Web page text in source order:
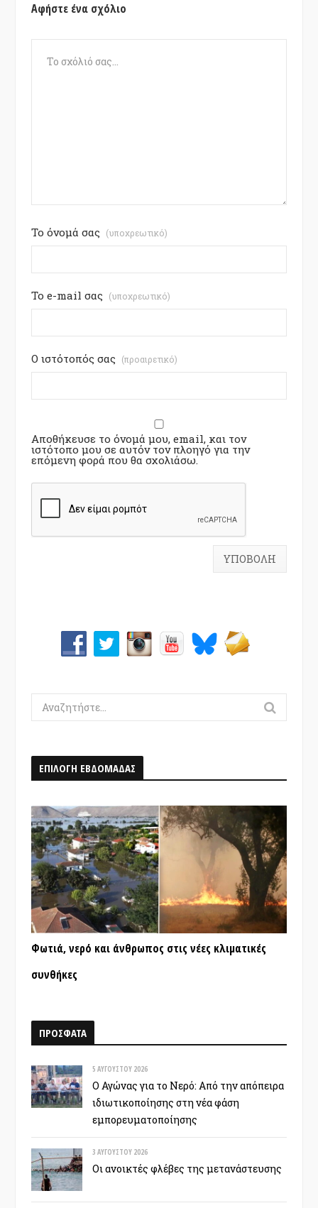
Αφήστε ένα σχόλιο
Το όνομά σας (υποχρεωτικό)
Το e-mail σας (υποχρεωτικό)
Ο ιστότοπός σας (προαιρετικό)
Αποθήκευσε το όνομά μου, email, και τον
ιστότοπο μου σε αυτόν τον πλοηγό για την
επόμενη φορά που θα σχολιάσω.
Search
for:
ΕΠΙΛΟΓΗ ΕΒΔΟΜΑΔΑΣ
Φωτιά, νερό και άνθρωπος στις νέες κλιματικές
συνθήκες
ΠΡΟΣΦΑΤΑ
5 ΑΥΓΟΎΣΤΟΥ 2026
Ο Αγώνας για το Νερό: Από την απόπειρα
ιδιωτικοποίησης στη νέα φάση
εμπορευματοποίησης
3 ΑΥΓΟΎΣΤΟΥ 2026
Οι ανοικτές φλέβες της μετανάστευσης